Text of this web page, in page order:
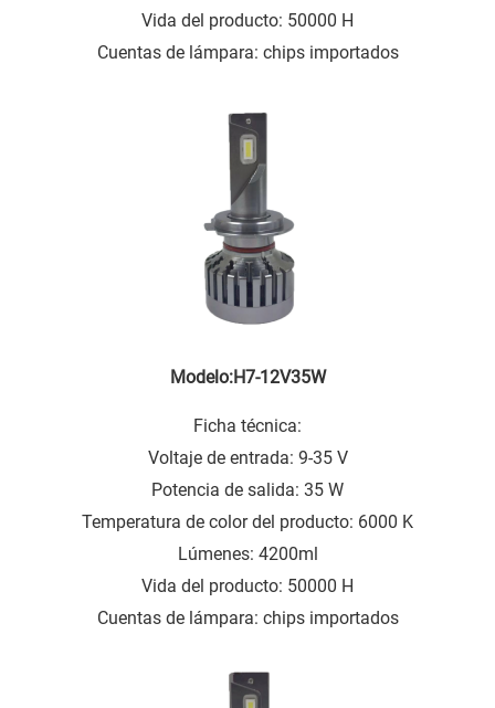
Vida del producto: 50000 H
Cuentas de lámpara: chips importados
Modelo:H7-12V35W
Ficha técnica:
Voltaje de entrada: 9-35 V
Potencia de salida: 35 W
Temperatura de color del producto: 6000 K
Lúmenes: 4200ml
Vida del producto: 50000 H
Cuentas de lámpara: chips importados